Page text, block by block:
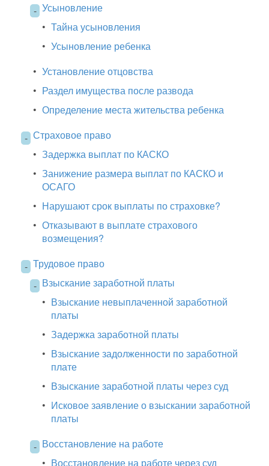
- Усыновление
• Тайна усыновления
• Усыновление ребенка
• Установление отцовства
• Раздел имущества после развода
• Определение места жительства ребенка
- Страховое право
• Задержка выплат по КАСКО
• Занижение размера выплат по КАСКО и
ОСАГО
• Нарушают срок выплаты по страховке?
• Отказывают в выплате страхового
возмещения?
- Трудовое право
- Взыскание заработной платы
• Взыскание невыплаченной заработной
платы
• Задержка заработной платы
• Взыскание задолженности по заработной
плате
• Взыскание заработной платы через суд
• Исковое заявление о взыскании заработной
платы
- Восстановление на работе
• Восстановление на работе через суд